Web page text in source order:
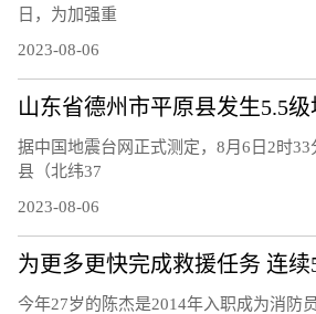
日，为加强重
2023-08-06
据中国地震台网正式测定，8月6日2时
县（北纬37
2023-08-06
为更多更快完成救援任务 连
今年27岁的陈杰是2014年入职成为消防